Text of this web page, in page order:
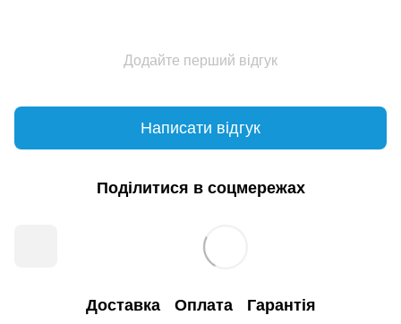
Додайте перший відгук
Написати відгук
Поділитися в соцмережах
Доставка Оплата Гарантія